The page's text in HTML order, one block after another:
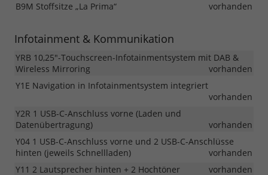
B9M Stoffsitze „La Prima“
vorhanden
Infotainment & Kommunikation
YRB 10,25"-Touchscreen-Infotainmentsystem mit DAB &
Wireless Mirroring
vorhanden
Y1E Navigation in Infotainmentsystem integriert
vorhanden
Y2R 1 USB-C-Anschluss vorne (Laden und
Datenübertragung)
vorhanden
Y04 1 USB-C-Anschluss vorne und 2 USB-C-Anschlüsse
hinten (jeweils Schnellladen)
vorhanden
Y11 2 Lautsprecher hinten + 2 Hochtöner
vorhanden